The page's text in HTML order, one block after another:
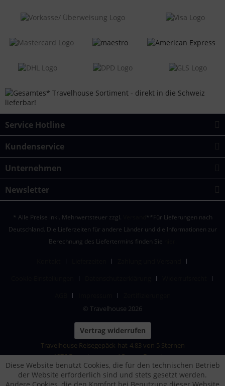
Service Hotline
Kundenservice
Unternehmen
Newsletter
* Alle Preise inkl. Mehrwertsteuer zzgl.
**Für Lieferungen nach
Deutschland. Die Lieferzeiten für andere Länder und die Informationen zur
Berechnung des Liefertermins finden Sie
© Travelhouse 2026
Vertrag widerrufen
Travelhouse Reisegepäck hat 4,83 von 5 Sternen
|1876Bewertungen auf ProvenExpert.com
Diese Website benutzt Cookies, die für den technischen Betrieb
der Website erforderlich sind und stets gesetzt werden.